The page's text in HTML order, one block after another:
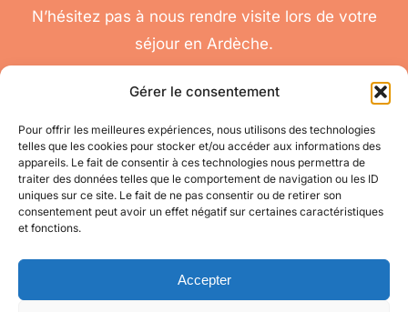
Gérer le consentement
Pour offrir les meilleures expériences, nous utilisons des technologies
telles que les cookies pour stocker et/ou accéder aux informations des
appareils. Le fait de consentir à ces technologies nous permettra de
traiter des données telles que le comportement de navigation ou les ID
uniques sur ce site. Le fait de ne pas consentir ou de retirer son
consentement peut avoir un effet négatif sur certaines caractéristiques
et fonctions.
Accepter
N’hésitez pas à nous rendre visite lors de votre
séjour en Ardèche.
nous
contacter
pour toute question
Toggle
Navigation
Accéder à mon compte
Conditions
Générales de Vente